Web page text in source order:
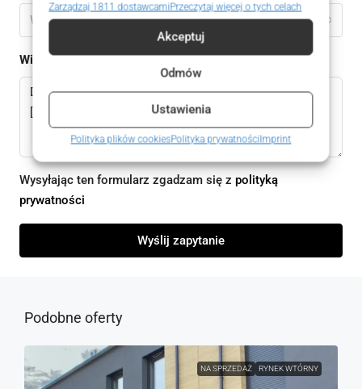
Zarządzaj 1811 dostawcamiPrzeczytaj więcej o tych celach
Akceptuj
Odmów
Ustawienia
Polityka plików cookiesPolityka prywatnościImprint
Wybierz
Wiadomomść
Wysyłając ten formularz zgadzam się z polityką
prywatności
Wyślij zapytanie
Podobne oferty
NA SPRZEDAŻ RYNEK WTÓRNY